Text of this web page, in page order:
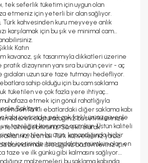
tek seferlik tüketim için uygun olan
etmeniz için yeterli bir alan sağlıyor.
Türk kahvesinden kuru meyveye anlık
karşılamak için bu şık ve minimal cam
Katın
kavanoz, şık tasarımıyla dikkatleri üzerine
pratik dizaynının yanı sıra bu ürün çevir - aç
gıdaları uzun süre taze tutmayı hedefliyor.
sahip olduğu için bu cam saklama
tüketilen ve çok fazla yere ihtiyaç
etmek için gönül rahatlığıyla
seriden farklı ebatlardaki diğer saklama kabı
ederek oluşturacağınız bu seti kilerinize
tercih edebilirsiniz. Sürekli olarak
aromalı Türk kahveleriniz ya da
barındırmak istediğiniz bademleriniz için
Saklayın
kabı içerisinde pek çok farklı ürünü güvenle
tazeliğini korumanız mümkün. Üstün kaliteli
üretilen bu ürün, kapandığında hiçbir
içerisinde tüm gıdaların mümkün olan en
taze ve ilk günkü gibi kalmasını sağlıyor.
malzemeleri bu saklama kabında